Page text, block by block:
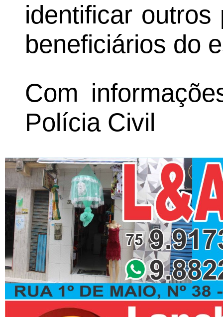
identificar
beneficiários do
Com
Polícia Civil